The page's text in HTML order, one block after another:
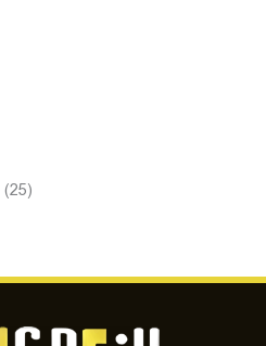
(25)